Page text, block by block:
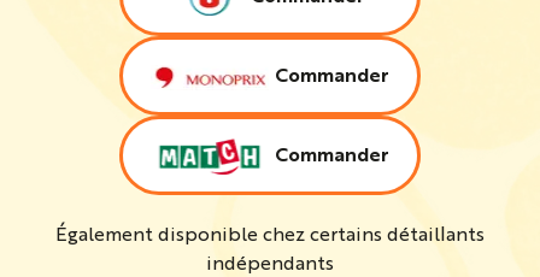
Commander
Commander
Également disponible chez certains détaillants
indépendants